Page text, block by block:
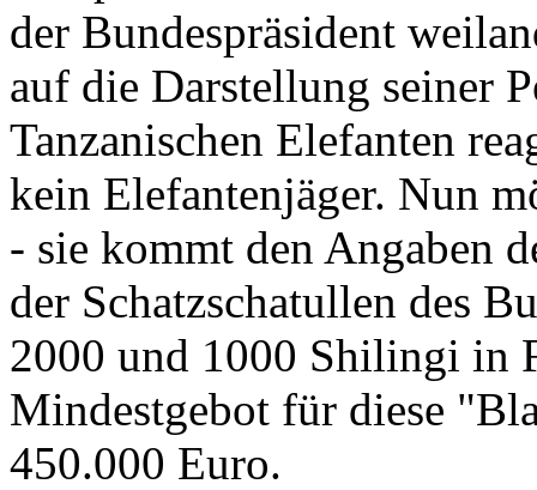
der Bundespräsident
auf die Darstellung seiner
Tanzanischen Elefanten
kein Elefantenjäger. Nun
- sie kommt den Angaben
der Schatzschatullen des
2000 und 1000 Shilingi in
Mindestgebot für diese
450.000 Euro.